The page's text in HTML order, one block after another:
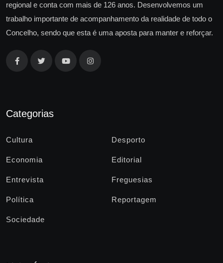
regional e conta com mais de 126 anos. Desenvolvemos um
trabalho importante de acompanhamento da realidade de todo o
Concelho, sendo que esta é uma aposta para manter e reforçar.
Categorias
Cultura Desporto
Economia Editorial
Entrevista Freguesias
Política Reportagem
Sociedade